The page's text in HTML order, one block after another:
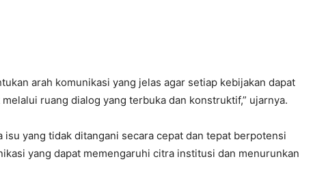
arah komunikasi yang jelas agar setiap kebijakan dapat
ruang dialog yang terbuka dan konstruktif,” ujarnya.
isu yang tidak ditangani secara cepat dan tepat berpotensi
yang dapat memengaruhi citra institusi dan menurunkan